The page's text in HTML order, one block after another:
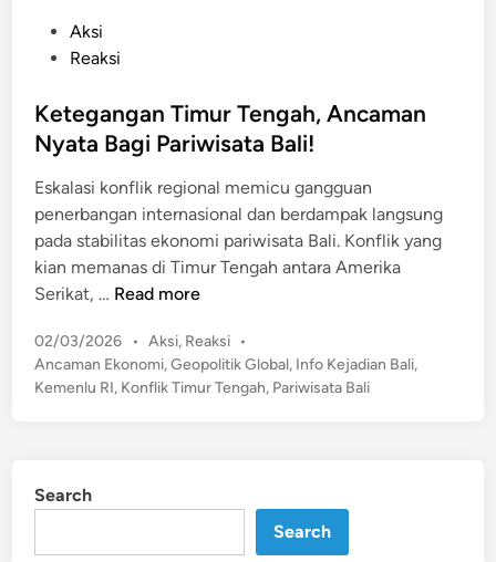
t
e
i
n
Aksi
Reaksi
Ketegangan Timur Tengah, Ancaman
Nyata Bagi Pariwisata Bali!
Eskalasi konflik regional memicu gangguan
penerbangan internasional dan berdampak langsung
pada stabilitas ekonomi pariwisata Bali. ​Konflik yang
kian memanas di Timur Tengah antara Amerika
Serikat, … K
t
e
g
a
Read more
02/03/2026 • P
o
s
Aksi, Reaksi •
Ancaman Ekonomi,Geopolitik Global, Info Kejadian Bali,
Kemenlu RI, Konflik Timur Tengah, Pariwisata Bali
Search
Search